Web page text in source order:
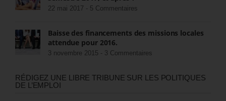
22 mai 2017 - 5 Commentaires
Baisse des financements des missions locales
attendue pour 2016.
3 novembre 2015 - 3 Commentaires
RÉDIGEZ UNE LIBRE TRIBUNE SUR LES POLITIQUES
DE L’EMPLOI